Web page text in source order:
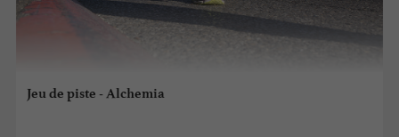
Jeu de piste - Alchemia